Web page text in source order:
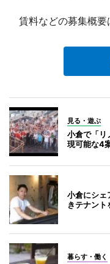
賃料などの募集概要
見る・遊ぶ
小倉で「リ
現可能な4
小倉にシェ
きテナント
暮らす・働く